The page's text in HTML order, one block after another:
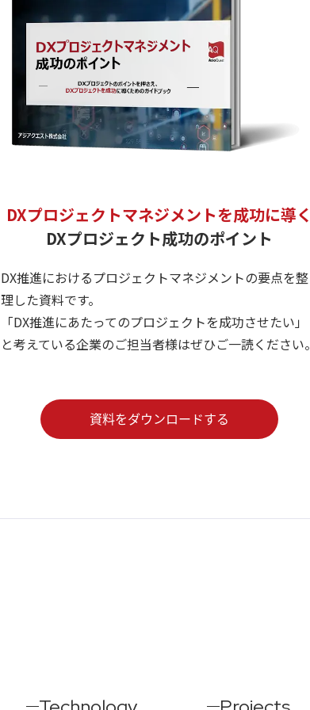
DXプロジェクトマネジメントを成功に導く
DXプロジェクト成功のポイント
DX推進におけるプロジェクトマネジメントの要点を整
理した資料です。
「DX推進にあたってのプロジェクトを成功させたい」
と考えている企業のご担当者様はぜひご一読ください。